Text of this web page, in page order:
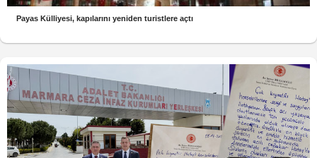
Payas Külliyesi, kapılarını yeniden turistlere açtı